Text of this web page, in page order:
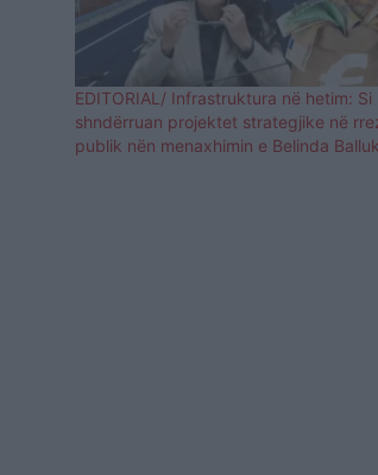
EDITORIAL/ Infrastruktura në hetim: Si
shndërruan projektet strategjike në
publik nën menaxhimin e Belinda